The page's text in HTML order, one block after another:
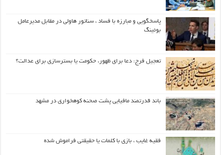
پاسخگویی و مبارزه با فساد ، سناتور هاولی در مقابل مدیرعامل
بوئینگ
تعجیل فرج: دعا برای ظهور، حکومت یا بسترسازی برای عدالت؟
باند قدرتمند مافیایی پشت صحنه کوهخواری در مشهد
فقیه غایب ، بازی با کلمات یا حقیقتی فراموش شده